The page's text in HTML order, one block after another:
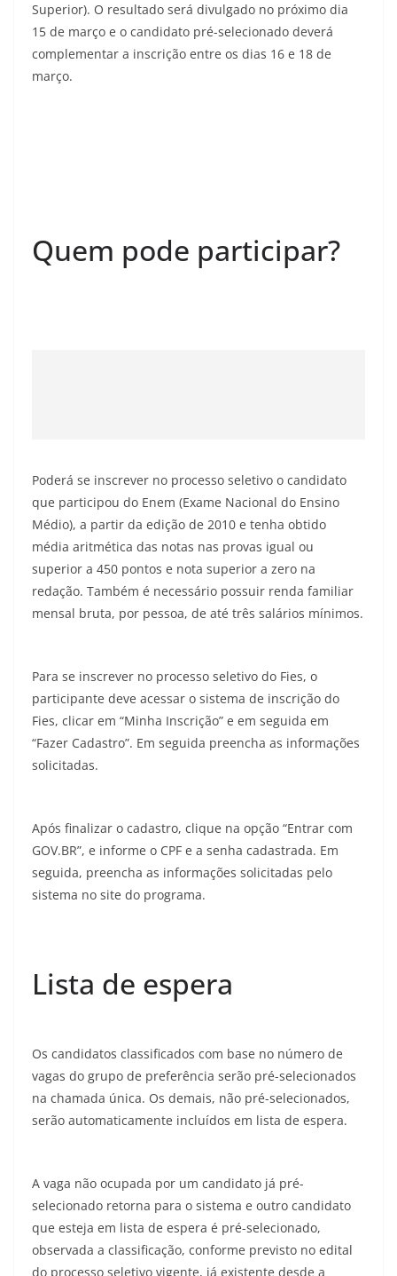
Superior). O resultado será divulgado no próximo dia
15 de março e o candidato pré-selecionado deverá
complementar a inscrição entre os dias 16 e 18 de
março.
Quem pode participar?
Poderá se inscrever no processo seletivo o candidato
que participou do Enem (Exame Nacional do Ensino
Médio), a partir da edição de 2010 e tenha obtido
média aritmética das notas nas provas igual ou
superior a 450 pontos e nota superior a zero na
redação. Também é necessário possuir renda familiar
mensal bruta, por pessoa, de até três salários mínimos.
Para se inscrever no processo seletivo do Fies, o
participante deve acessar o sistema de inscrição do
Fies, clicar em “Minha Inscrição” e em seguida em
“Fazer Cadastro”. Em seguida preencha as informações
solicitadas.
Após finalizar o cadastro, clique na opção “Entrar com
GOV.BR”, e informe o CPF e a senha cadastrada. Em
seguida, preencha as informações solicitadas pelo
sistema no site do programa.
Lista de espera
Os candidatos classificados com base no número de
vagas do grupo de preferência serão pré-selecionados
na chamada única. Os demais, não pré-selecionados,
serão automaticamente incluídos em lista de espera.
A vaga não ocupada por um candidato já pré-
selecionado retorna para o sistema e outro candidato
que esteja em lista de espera é pré-selecionado,
observada a classificação, conforme previsto no edital
do processo seletivo vigente, já existente desde a